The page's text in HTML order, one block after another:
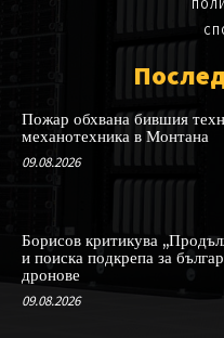
Пожар обхвана бившия
механотехника в Монтана
09.08.2026
Борисов критикува
и поиска подкрепа за
дронове
09.08.2026